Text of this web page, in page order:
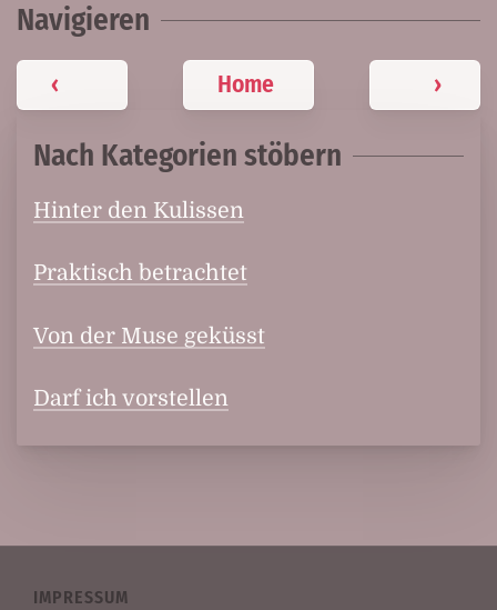
Navigieren
‹ Home ›
Nach Kategorien stöbern
Hinter den Kulissen
Praktisch betrachtet
Von der Muse geküsst
Darf ich vorstellen
IMPRESSUM